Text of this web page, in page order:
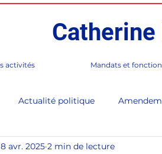
Catherine
activités Mandats et
Actualité politique
Paris Corée Culture
8 avr. 2025 2 min de lecture